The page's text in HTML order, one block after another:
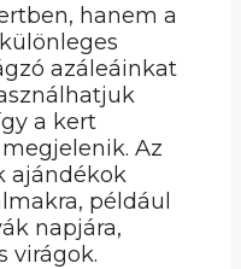
hanem a
azáleáinkat
a kert
Az
ajándékok
például
napjára,
virágok.